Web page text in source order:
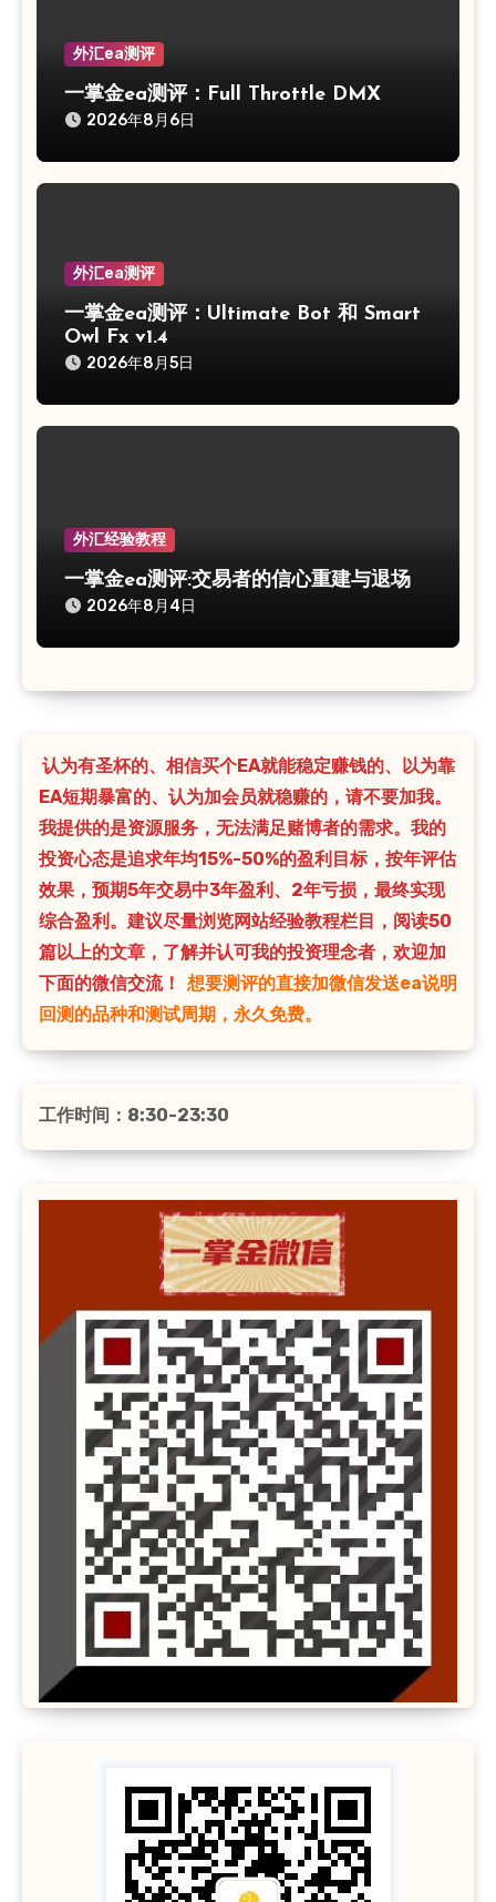
外汇ea测评
一掌金ea测评：Full Throttle DMX
2026年8月6日
外汇ea测评
一掌金ea测评：Ultimate Bot 和 Smart
Owl Fx v1.4
2026年8月5日
外汇经验教程
一掌金ea测评:交易者的信心重建与退场
2026年8月4日
认为有圣杯的、相信买个EA就能稳定赚钱的、以为靠
EA短期暴富的、认为加会员就稳赚的，请不要加我。
我提供的是资源服务，无法满足赌博者的需求。我的
投资心态是追求年均15%-50%的盈利目标，按年评估
效果，预期5年交易中3年盈利、2年亏损，最终实现
综合盈利。建议尽量浏览网站经验教程栏目，阅读50
篇以上的文章，了解并认可我的投资理念者，欢迎加
下面的微信交流！
想要测评的直接加微信发送ea说明
回测的品种和测试周期，永久免费。
工作时间：8:30-23:30